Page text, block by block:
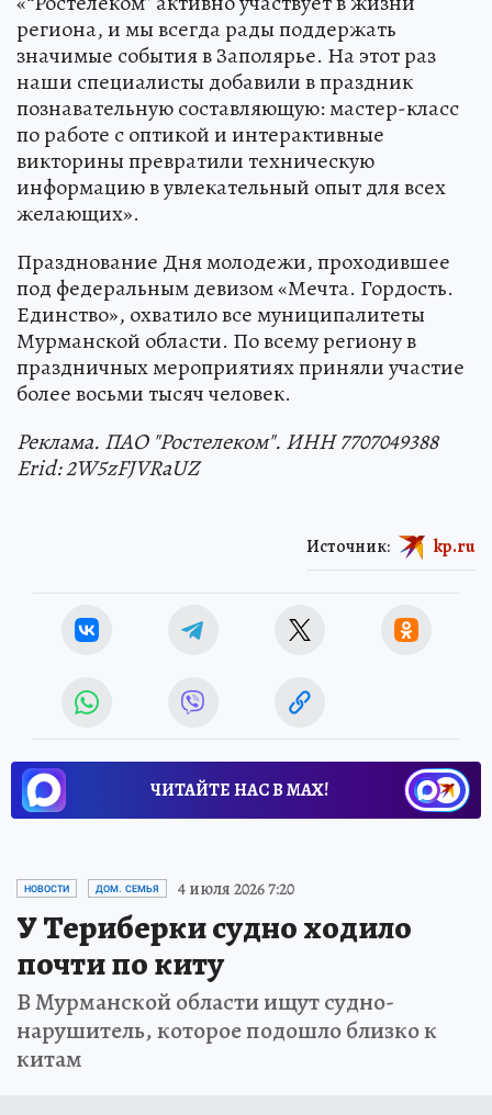
региона, и мы всегда рады поддержать
значимые события в Заполярье. На этот раз
наши специалисты добавили в праздник
познавательную составляющую: мастер-класс
по работе с оптикой и интерактивные
викторины превратили техническую
информацию в увлекательный опыт для всех
желающих».
Празднование Дня молодежи, проходившее
под федеральным девизом «Мечта. Гордость.
Единство», охватило все муниципалитеты
Мурманской области. По всему региону в
праздничных мероприятиях приняли участие
более восьми тысяч человек.
Реклама. ПАО "Ростелеком". ИНН 7707049388
Erid: 2W5zFJVRaUZ
Источник: kp.ru
ЧИТАЙТЕ НАС В МАХ!
НОВОСТИ ДОМ. СЕМЬЯ 4 июля 2026 7:20
У Териберки судно ходило
почти по киту
В Мурманской области ищут судно-
нарушитель, которое подошло близко к
китам